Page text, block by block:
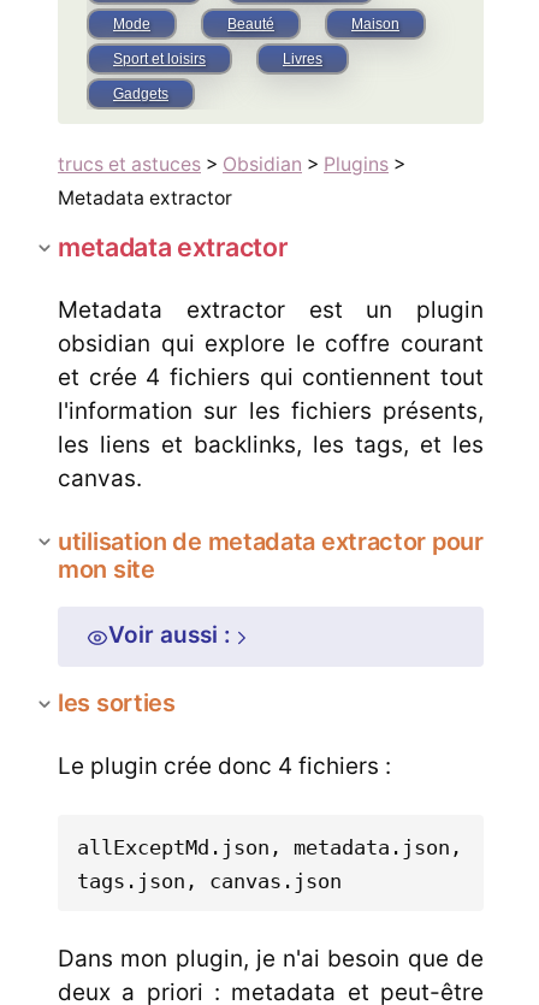
Mode Beauté Maison
Sport et loisirs Livres
Gadgets
trucs et astuces > Obsidian > Plugins >
Metadata extractor
metadata extractor
Metadata extractor est un plugin
obsidian qui explore le coffre courant
et crée 4 fichiers qui contiennent tout
l'information sur les fichiers présents,
les liens et backlinks, les tags, et les
canvas.
utilisation de metadata extractor pour
mon site
Voir aussi :
les sorties
Le plugin crée donc 4 fichiers :
allExceptMd.json, metadata.json,
Dans mon plugin, je n'ai besoin que de
deux a priori : metadata et peut-être